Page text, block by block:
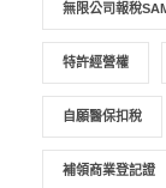
無限公司報稅
特許經營權
自願醫保扣稅
補領商業登記證